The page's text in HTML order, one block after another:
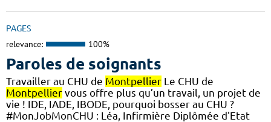
PAGES
relevance: 100%
Paroles de soignants
Travailler au CHU de Montpellier Le CHU de
Montpellier vous offre plus qu’un travail, un projet de
vie ! IDE, IADE, IBODE, pourquoi bosser au CHU ?
#MonJobMonCHU : Léa, Infirmière Diplômée d'Etat